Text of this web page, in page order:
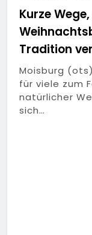
Kurze
Tradition
Moisburg
für viele zum
natürlicher
sich…